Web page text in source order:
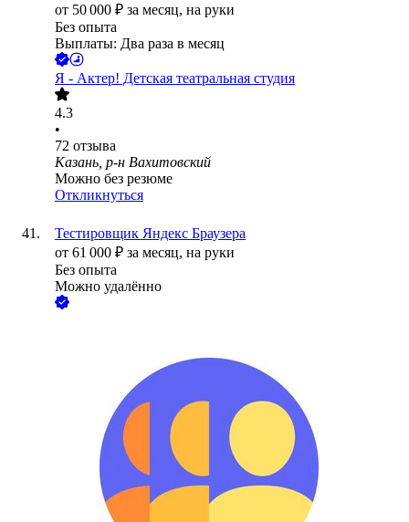
от 50 000 ₽ за месяц, на руки
Без опыта
Выплаты: Два раза в месяц
Я - Актер! Детская театральная студия
4.3
•
72 отзыва
Казань, р-н Вахитовский
Можно без резюме
Откликнуться
Тестировщик Яндекс Браузера
от 61 000 ₽ за месяц, на руки
Без опыта
Можно удалённо